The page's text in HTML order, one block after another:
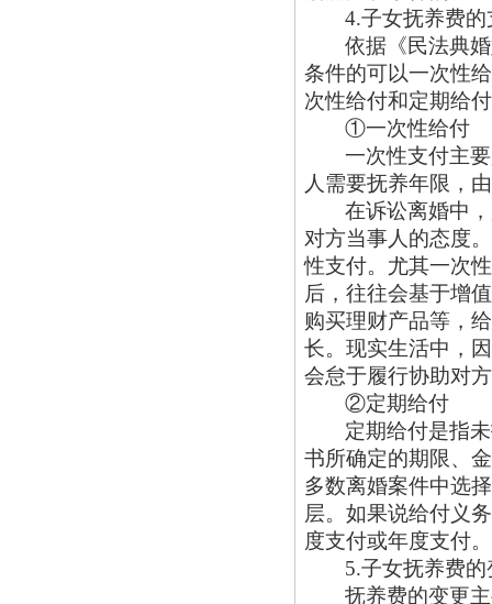
4.子女抚养费
依据《民法典
条件的可以一次性
次性给付和定期给
①一次性给付
一次性支付主
人需要抚养年限，
在诉讼离婚中
对方当事人的态度
性支付。尤其一次
后，往往会基于增
购买理财产品等，
长。现实生活中，
会怠于履行协助对
②定期给付
定期给付是指
书所确定的期限、
多数离婚案件中选
层。如果说给付义
度支付或年度支付。
5.子女抚养费的
抚养费的变更